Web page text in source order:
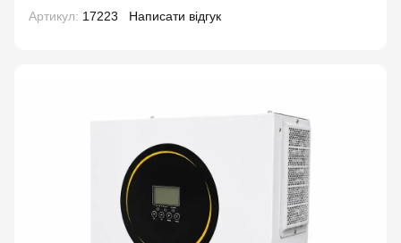
Артикул: 17223 Написати відгук